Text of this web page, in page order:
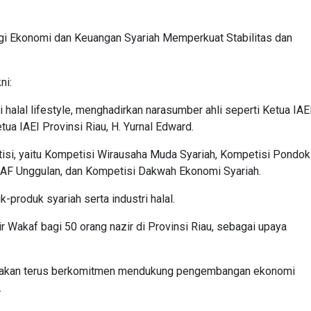
Ekonomi dan Keuangan Syariah Memperkuat Stabilitas dan
lifestyle, menghadirkan narasumber ahli seperti Ketua
IAEI Provinsi Riau, H. Yurnal Edward.
yaitu Kompetisi Wirausaha Muda Syariah, Kompetisi Pondok
Unggulan, dan Kompetisi Dakwah Ekonomi Syariah.
produk syariah serta industri halal.
bagi 50 orang nazir di Provinsi Riau, sebagai upaya
terus berkomitmen mendukung pengembangan ekonomi